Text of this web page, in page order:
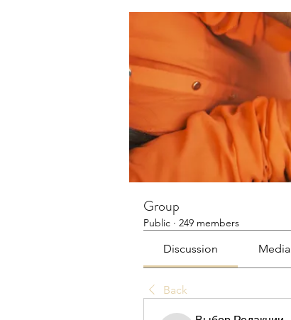
Group
Public · 249 members
Discussion Media
Back